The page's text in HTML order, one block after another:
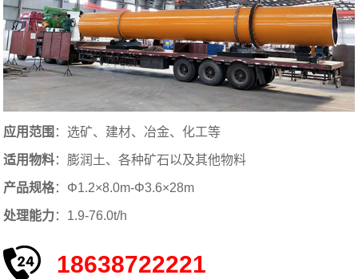
应用范围 ：选矿、建材、冶金、化工等
适用物料：膨润土、各种矿石以及其他物料
产品规格：Φ1.2×8.0m-Φ3.6×28m
处理能力 ：1.9-76.0t/h
18638722221